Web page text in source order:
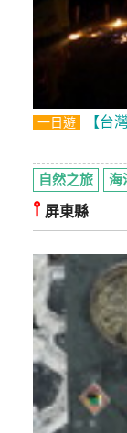
一日遊 【台
自然之旅 海
⫯ 屏東縣